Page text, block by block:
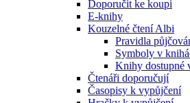
Doporučit ke koupi
E-knihy
Kouzelné čtení Albi
Pravidla
Symboly v
Knihy dostupné
Čtenáři doporučují
Časopisy k vypůjčení